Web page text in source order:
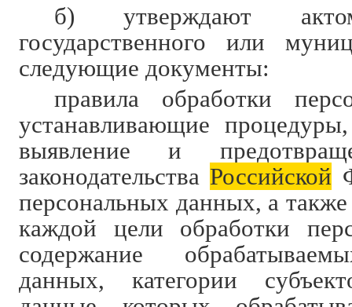
б) утверждают
государственного или
следующие документы:
правила обработки
устанавливающие
выявление и
законодательства Российской
персональных данных, а
каждой цели обработки
содержание
данных, категории